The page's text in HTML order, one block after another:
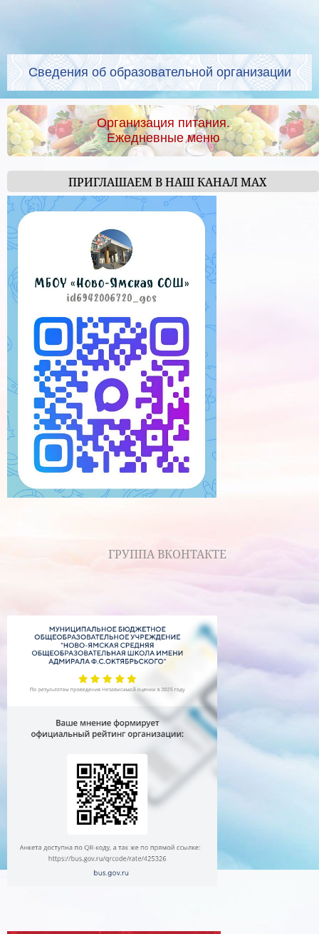
Сведения об образовательной организации
Организация питания.
Ежедневные меню
ПРИГЛАШАЕМ В НАШ КАНАЛ МАХ
ГРУППА ВКОНТАКТЕ